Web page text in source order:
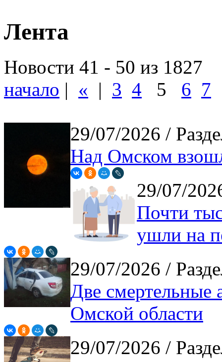
Лента
Новости 41 - 50 из 1827
начало | « | 3 4 5 6 7
29/07/2026 /
Над Омском
29/07/
Почти
ушли на
29/07/2026 /
Две смертельные
Омской области
29/07/2026 /